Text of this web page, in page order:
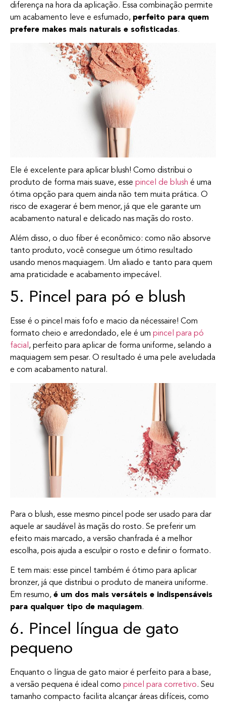
diferença na hora da aplicação. Essa combinação permite
um acabamento leve e esfumado, perfeito para quem
prefere makes mais naturais e sofisticadas.
Ele é excelente para aplicar blush! Como distribui o
produto de forma mais suave, esse pincel de blush é uma
ótima opção para quem ainda não tem muita prática. O
risco de exagerar é bem menor, já que ele garante um
acabamento natural e delicado nas maçãs do rosto.
Além disso, o duo fiber é econômico: como não absorve
tanto produto, você consegue um ótimo resultado
usando menos maquiagem. Um aliado e tanto para quem
ama praticidade e acabamento impecável.
5. Pincel para pó e blush
Esse é o pincel mais fofo e macio da nécessaire! Com
formato cheio e arredondado, ele é um pincel para pó
facial , perfeito para aplicar de forma uniforme, selando a
maquiagem sem pesar. O resultado é uma pele aveludada
e com acabamento natural.
Para o blush, esse mesmo pincel pode ser usado para dar
aquele ar saudável às maçãs do rosto. Se preferir um
efeito mais marcado, a versão chanfrada é a melhor
escolha, pois ajuda a esculpir o rosto e definir o formato.
E tem mais: esse pincel também é ótimo para aplicar
bronzer, já que distribui o produto de maneira uniforme.
Em resumo, é um dos mais versáteis e indispensáveis
para qualquer tipo de maquiagem.
6. Pincel língua de gato
pequeno
Enquanto o língua de gato maior é perfeito para a base,
a versão pequena é ideal como pincel para corretivo. Seu
tamanho compacto facilita alcançar áreas difíceis, como